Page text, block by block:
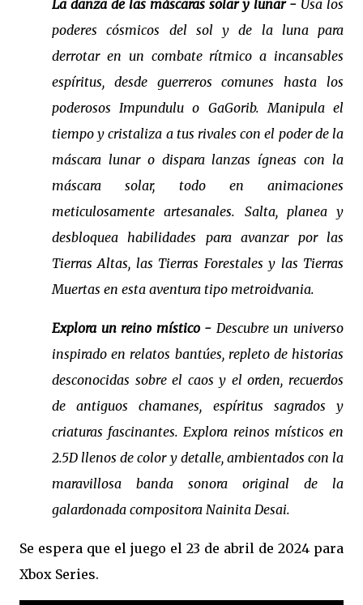
La danza de las máscaras solar y lunar - Usa los
poderes cósmicos del sol y de la luna para
derrotar en un combate rítmico a incansables
espíritus, desde guerreros comunes hasta los
poderosos Impundulu o GaGorib. Manipula el
tiempo y cristaliza a tus rivales con el poder de la
máscara lunar o dispara lanzas ígneas con la
máscara solar, todo en animaciones
meticulosamente artesanales. Salta, planea y
desbloquea habilidades para avanzar por las
Tierras Altas, las Tierras Forestales y las Tierras
Muertas en esta aventura tipo metroidvania.
Explora un reino místico - Descubre un universo
inspirado en relatos bantúes, repleto de historias
desconocidas sobre el caos y el orden, recuerdos
de antiguos chamanes, espíritus sagrados y
criaturas fascinantes. Explora reinos místicos en
2.5D llenos de color y detalle, ambientados con la
maravillosa banda sonora original de la
galardonada compositora Nainita Desai.
Se espera que el juego el 23 de abril de 2024 para
Xbox Series.